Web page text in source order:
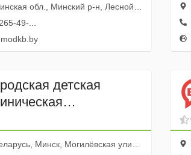
обл., Минский р-н, Лесной пос.
49-...
детская
№ 3
Минск, Могилёвская улица, 2к3